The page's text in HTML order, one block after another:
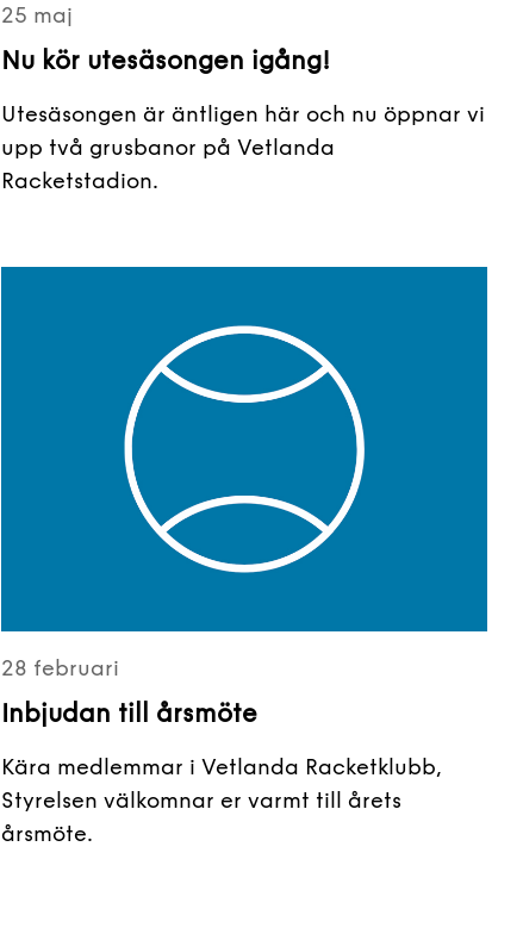
25 maj
Nu kör utesäsongen igång!
Utesäsongen är äntligen här och nu öppnar vi
upp två grusbanor på Vetlanda
Racketstadion.
28 februari
Inbjudan till årsmöte
Kära medlemmar i Vetlanda Racketklubb,
Styrelsen välkomnar er varmt till årets
årsmöte.